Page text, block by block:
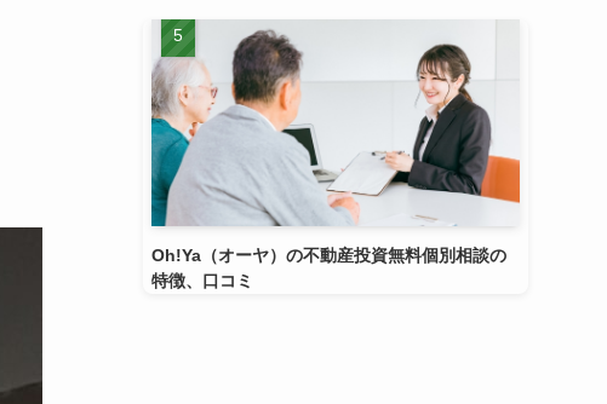
Oh!Ya（オーヤ）の不動産投資無料個別相談の
特徴、口コミ